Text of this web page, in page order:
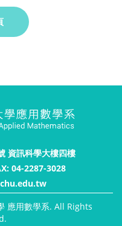
資訊科學大樓四樓
04-2287-3028
應用數學系. All Rights